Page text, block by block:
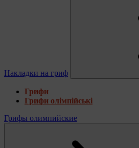
Накладки на гриф
Грифи
Грифи олімпійські
Грифы олимпийские